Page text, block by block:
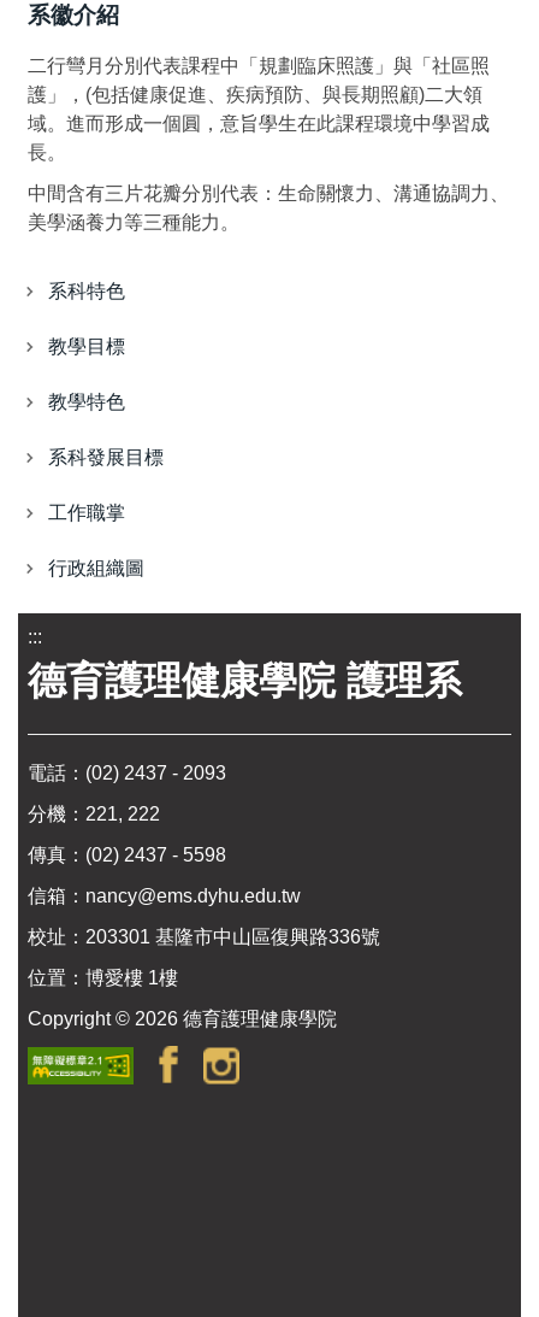
系徽介紹
二行彎月分別代表課程中「規劃臨床照護」與「社區照
護」，(包括健康促進、疾病預防、與長期照顧)二大領
域。進而形成一個圓，意旨學生在此課程環境中學習成
長。
中間含有三片花瓣分別代表：生命關懷力、溝通協調力、
美學涵養力等三種能力。
系科特色
教學目標
教學特色
系科發展目標
工作職掌
行政組織圖
:::
德育護理健康學院 護理系
電話： (02) 2437 - 2093
分機：221, 222
傳真：(02) 2437 - 5598
信箱： nancy@ems.dyhu.edu.tw
校址： 203301 基隆市中山區復興路336號
位置：博愛樓 1樓
Copyright © 2026 德育護理健康學院